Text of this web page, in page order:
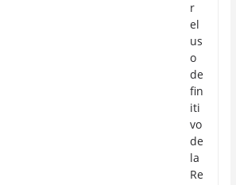
r
el
us
o
de
fin
iti
vo
de
la
Re